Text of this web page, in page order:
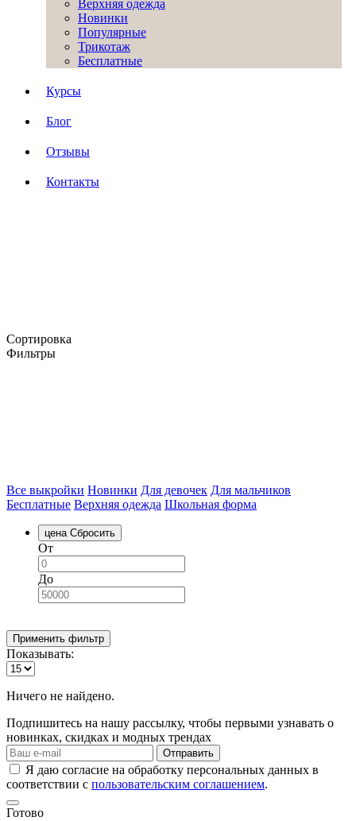
Верхняя одежда
Новинки
Популярные
Трикотаж
Бесплатные
Курсы
Блог
Отзывы
Контакты
Сортировка
Фильтры
Все выкройки Новинки Для девочек Для мальчиков
Бесплатные Верхняя одежда Школьная форма
цена Сбросить
От
До
Применить фильтр
Показывать:
Ничего не найдено.
Подпишитесь на нашу рассылку, чтобы первыми узнавать о
новинках, скидках и модных трендах
Отправить
Я даю согласие на обработку персональных данных в
соответствии с пользовательским соглашением.
Готово